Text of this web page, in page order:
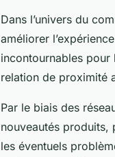
Dans l’univers du
améliorer
incontournables pour
relation de proximité
Par le biais des
nouveautés produits,
les éventuels